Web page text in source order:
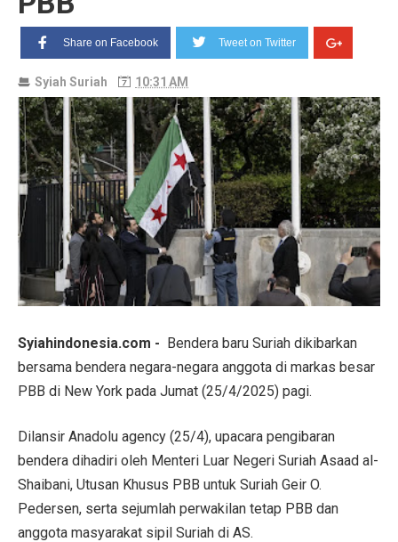
Share on Facebook Tweet on Twitter
Syiah Suriah 10:31 AM
Syiahindonesia.com - Bendera baru Suriah dikibarkan
bersama bendera negara-negara anggota di markas besar
PBB di New York pada Jumat (25/4/2025) pagi.
Dilansir Anadolu agency (25/4), upacara pengibaran
bendera dihadiri oleh Menteri Luar Negeri Suriah Asaad al-
Shaibani, Utusan Khusus PBB untuk Suriah Geir O.
Pedersen, serta sejumlah perwakilan tetap PBB dan
anggota masyarakat sipil Suriah di AS.